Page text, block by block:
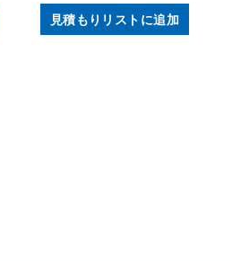
見積もりリストに追加